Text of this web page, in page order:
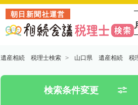
朝日新聞社運営
遺産相続 税理士検索 山口県 遺産相続 税
検索条件変更